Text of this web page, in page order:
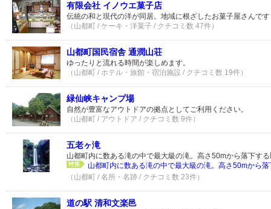
有限会社 イノウエ菓子店
伝統の和と現代の洋が同居。地域に根ざしたお菓子屋さんです
（山都町 / ケーキ・洋菓子 / クチコミ数 47件）
山都町国民宿舎 通潤山荘
ゆったりと流れる時間が楽しめます。
（山都町 / ホテル・旅館・宿泊施設 / クチコミ数 19件）
緑仙峡キャンプ場
自然が豊富なアウトドアの拠点としてご利用ください。
（山都町 / アウトドア / クチコミ数 9件）
五老ヶ滝
山都町内に数ある滝の中で最大級の滝。高さ50mから落下す
山都町内に数ある滝の中で最大級の滝。高さ50mから
（山都町 / 名所・名跡 / クチコミ数 23件）
道の駅 清和文楽邑